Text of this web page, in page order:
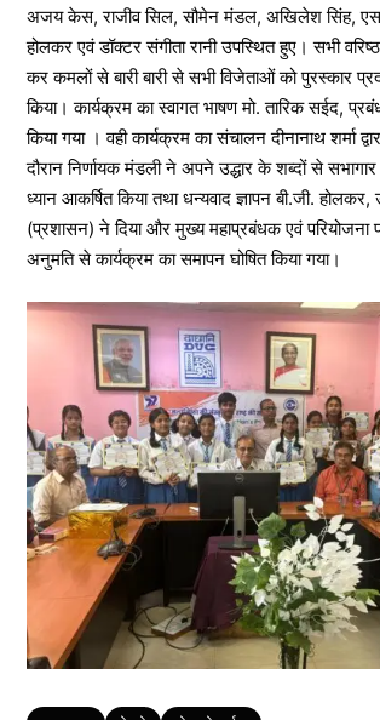
अजय केस, राजीव सिल, सौमेन मंडल, अखिलेश सिंह, एसपी
होलकर एवं डॉक्टर संगीता रानी उपस्थित हुए। सभी
कर कमलों से बारी बारी से सभी विजेताओं को पुरस्कार
किया। कार्यक्रम का स्वागत भाषण मो. तारिक सईद,
किया गया । वही कार्यक्रम का संचालन दीनानाथ शर्मा
दौरान निर्णायक मंडली ने अपने उद्धार के शब्दों से
ध्यान आकर्षित किया तथा धन्यवाद ज्ञापन बी.जी.
(प्रशासन) ने दिया और मुख्य महाप्रबंधक एवं परियोजना
अनुमति से कार्यक्रम का समापन घोषित किया गया।